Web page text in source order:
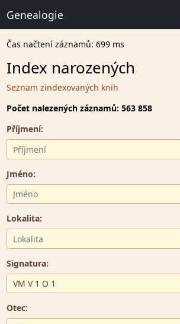
Genealogie
Čas načtení záznamů: 699 ms
Index narozených
Seznam zindexovaných knih
Počet nalezených záznamů: 563 858
Příjmení:
Jméno:
Lokalita:
Signatura:
Otec: